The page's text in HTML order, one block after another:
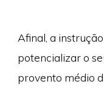
Afinal, a
potencializar o
provento médio